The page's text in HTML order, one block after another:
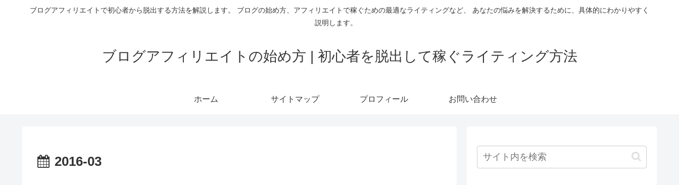
ブログアフィリエイトで初心者から脱出する方法を解説します。 ブログの始め方、アフィリエイトで稼ぐための最適なライティングなど、 あなたの悩みを解決するために、具体的にわかりやすく
説明します。
ブログアフィリエイトの始め方 | 初心者を脱出して稼ぐライティング方法
ホーム サイトマップ プロフィール お問い合わせ
2016-03